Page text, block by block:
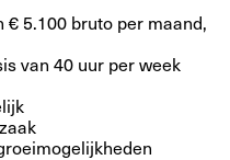
€ 5.100 bruto per maand,
van 40 uur per week